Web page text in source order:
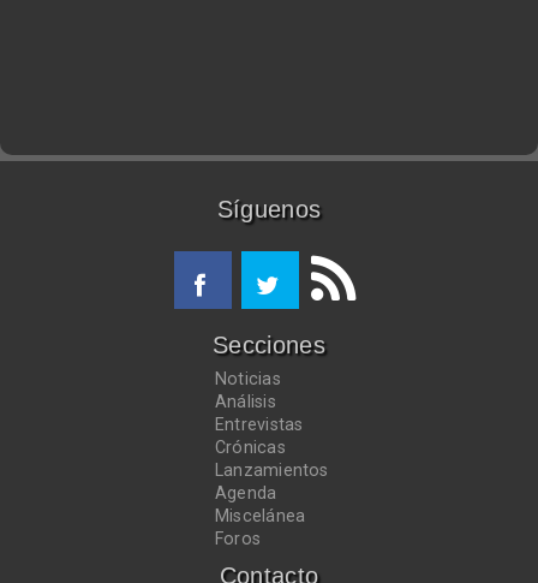
Síguenos
Secciones
Noticias
Análisis
Entrevistas
Crónicas
Lanzamientos
Agenda
Miscelánea
Foros
Contacto